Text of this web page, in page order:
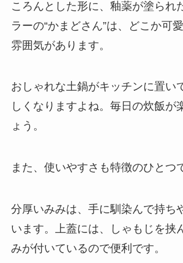
ころんとした形に、釉薬が塗られ
ラーの“かまどさん”は、どこか可
雰囲気があります。
おしゃれな土鍋がキッチンに置い
しくなりますよね。 毎日の炊飯が
ょう。
また、使いやすさも特徴のひとつ
分厚いみみは、手に馴染んで持ち
います。上蓋には、しゃもじを挟
みが付いているので便利です。